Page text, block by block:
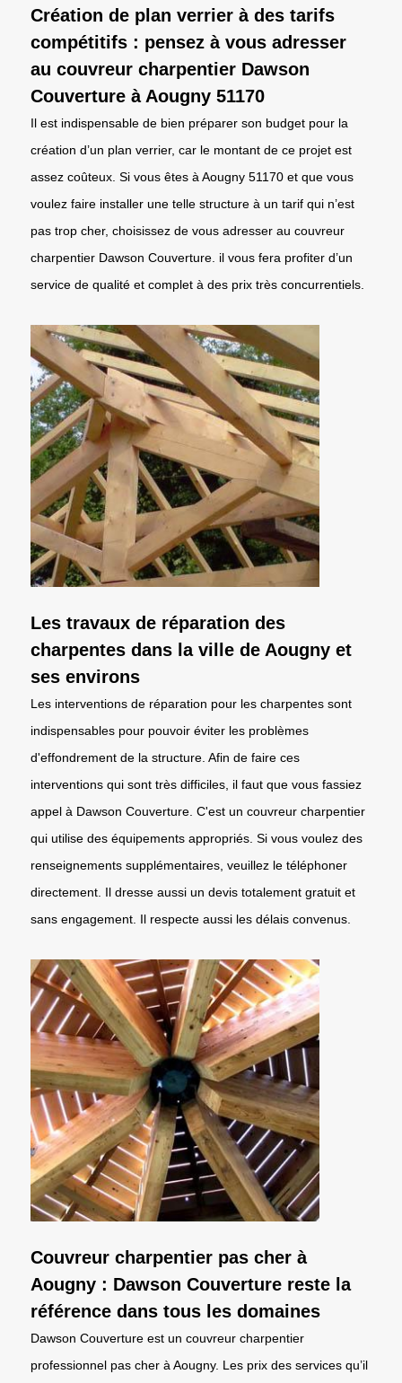
Création de plan verrier à des tarifs
compétitifs : pensez à vous adresser
au couvreur charpentier Dawson
Couverture à Aougny 51170
Il est indispensable de bien préparer son budget pour la
création d’un plan verrier, car le montant de ce projet est
assez coûteux. Si vous êtes à Aougny 51170 et que vous
voulez faire installer une telle structure à un tarif qui n’est
pas trop cher, choisissez de vous adresser au couvreur
charpentier Dawson Couverture. il vous fera profiter d’un
service de qualité et complet à des prix très concurrentiels.
Les travaux de réparation des
charpentes dans la ville de Aougny et
ses environs
Les interventions de réparation pour les charpentes sont
indispensables pour pouvoir éviter les problèmes
d'effondrement de la structure. Afin de faire ces
interventions qui sont très difficiles, il faut que vous fassiez
appel à Dawson Couverture. C'est un couvreur charpentier
qui utilise des équipements appropriés. Si vous voulez des
renseignements supplémentaires, veuillez le téléphoner
directement. Il dresse aussi un devis totalement gratuit et
sans engagement. Il respecte aussi les délais convenus.
Couvreur charpentier pas cher à
Aougny : Dawson Couverture reste la
référence dans tous les domaines
Dawson Couverture est un couvreur charpentier
professionnel pas cher à Aougny. Les prix des services qu’il